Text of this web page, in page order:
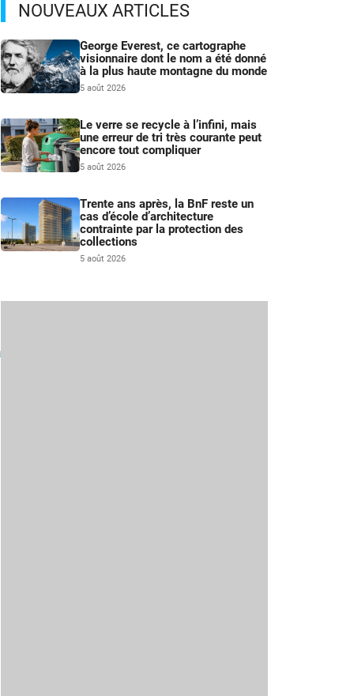
NOUVEAUX ARTICLES
George Everest, ce cartographe
visionnaire dont le nom a été donné
à la plus haute montagne du monde
5 août 2026
Le verre se recycle à l’infini, mais
une erreur de tri très courante peut
encore tout compliquer
5 août 2026
Trente ans après, la BnF reste un
cas d’école d’architecture
contrainte par la protection des
collections
5 août 2026